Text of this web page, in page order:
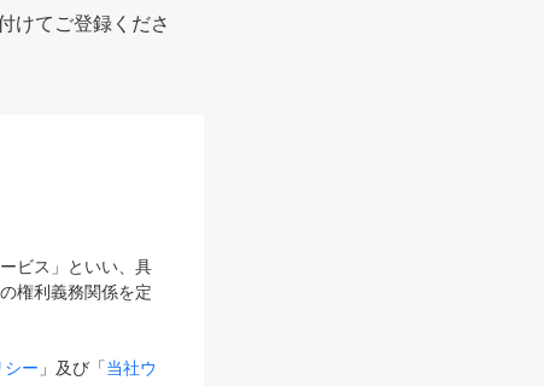
けてご登録くださ
ビス」といい、具
権利義務関係を定
ー 」及び「当社ウ